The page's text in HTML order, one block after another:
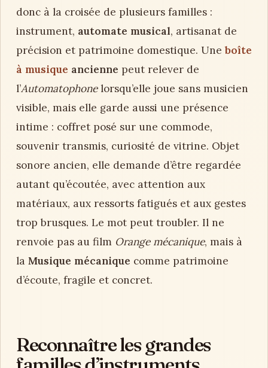
donc à la croisée de plusieurs familles :
instrument, automate musical, artisanat de
précision et patrimoine domestique. Uneboîte
à musique ancienne peut relever de
l’Automatophonelorsqu’elle joue sans musicien
visible, mais elle garde aussi une présence
intime : coffret posé sur une commode,
souvenir transmis, curiosité de vitrine. Objet
sonore ancien, elle demande d’être regardée
autant qu’écoutée, avec attention aux
matériaux, aux ressorts fatigués et aux gestes
trop brusques. Le mot peut troubler. Il ne
renvoie pas au film Orange mécanique, mais à
la Musique mécanique comme patrimoine
d’écoute, fragile et concret.
Reconnaître les grandes